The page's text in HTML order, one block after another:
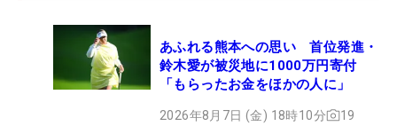
あふれる熊本への思い 首位発進・
鈴木愛が被災地に1000万円寄付
「もらったお金をほかの人に」
2026年8月7日 (金) 18時10分 19